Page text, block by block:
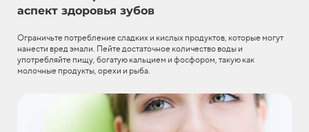
аспект здоровья зубов
Ограничьте потребление сладких и кислых продуктов, которые могут
нанести вред эмали. Пейте достаточное количество воды и
употребляйте пищу, богатую кальцием и фосфором, такую как
молочные продукты, орехи и рыба.